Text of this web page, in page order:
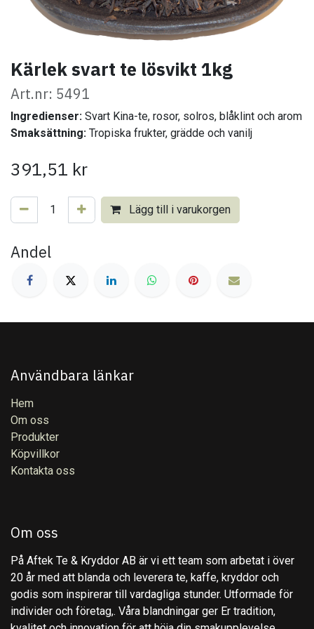
Kärlek svart te lösvikt 1kg
Art.nr: 5491
Ingredienser: Svart Kina-te, rosor, solros, blåklint och arom
Smaksättning: Tropiska frukter, grädde och vanilj
391,51 kr
Lägg till i varukorgen
Andel
Användbara länkar
Hem
Om oss
Produkter
Köpvillkor
Kontakta oss
Om oss
På Aftek Te & Kryddor AB är vi ett team som arbetat i över
20 år med att blanda och leverera te, kaffe, kryddor och
godis som inspirerar till vardagliga stunder. Utformade för
individer och företag,. Våra blandningar ger Er tradition,